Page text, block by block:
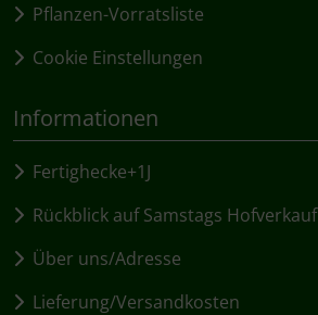
Pflanzen-Vorratsliste
Cookie Einstellungen
Informationen
Fertighecke+1J
Rückblick auf Samstags Hofverkauf
Über uns/Adresse
Lieferung/Versandkosten